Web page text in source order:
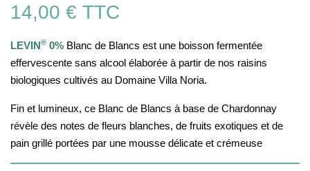
14,00 € TTC
LEVIN® 0% Blanc de Blancs est une boisson fermentée
effervescente sans alcool élaborée à partir de nos raisins
biologiques cultivés au Domaine Villa Noria.
Fin et lumineux, ce Blanc de Blancs à base de Chardonnay
révèle des notes de fleurs blanches, de fruits exotiques et de
pain grillé portées par une mousse délicate et crémeuse